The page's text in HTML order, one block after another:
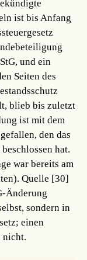
ist bis Anfang
und ein
Seiten des
blieb bis zuletzt
ist mit dem
den das
beschlossen hat.
war bereits am
Quelle [30]
Änderung
sondern in
einen
nicht.